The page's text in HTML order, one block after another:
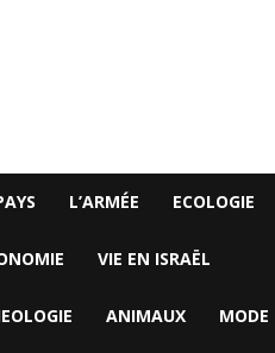
L’ARMÉE ECOLOGIE
VIE EN ISRAËL
ANIMAUX MODE